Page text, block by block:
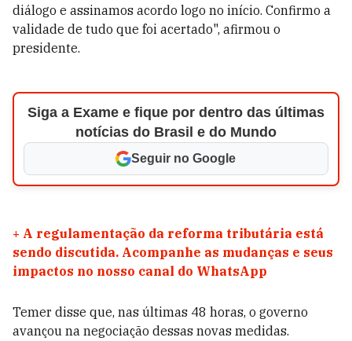
diálogo e assinamos acordo logo no início. Confirmo a
validade de tudo que foi acertado", afirmou o
presidente.
Siga a Exame e fique por dentro das últimas
notícias do Brasil e do Mundo
Seguir no Google
+ A regulamentação da reforma tributária está
sendo discutida. Acompanhe as mudanças e seus
impactos no nosso canal do WhatsApp
Temer disse que, nas últimas 48 horas, o governo
avançou na negociação dessas novas medidas.